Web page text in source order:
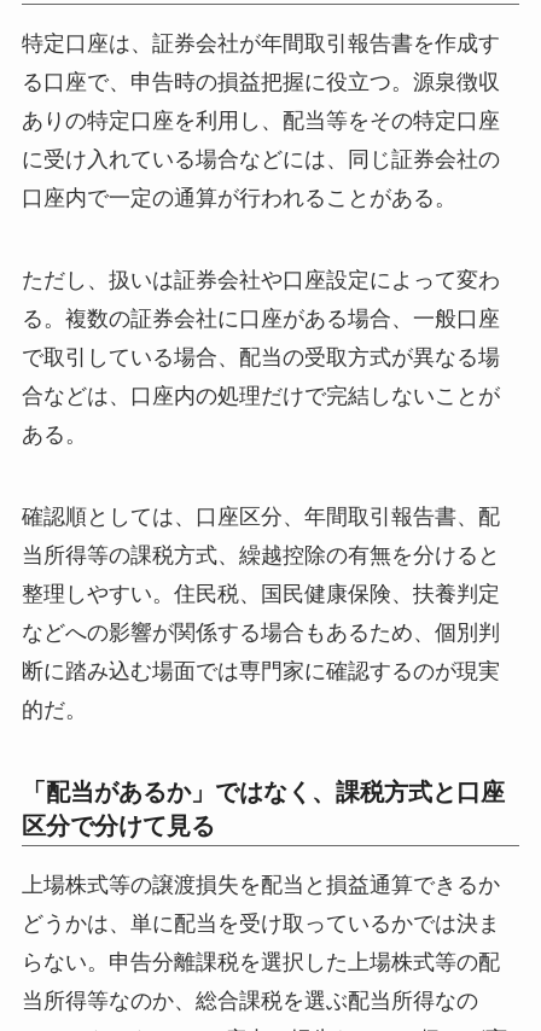
特定口座は、証券会社が年間取引報告書を作成す
る口座で、申告時の損益把握に役立つ。源泉徴収
ありの特定口座を利用し、配当等をその特定口座
に受け入れている場合などには、同じ証券会社の
口座内で一定の通算が行われることがある。
ただし、扱いは証券会社や口座設定によって変わ
る。複数の証券会社に口座がある場合、一般口座
で取引している場合、配当の受取方式が異なる場
合などは、口座内の処理だけで完結しないことが
ある。
確認順としては、口座区分、年間取引報告書、配
当所得等の課税方式、繰越控除の有無を分けると
整理しやすい。住民税、国民健康保険、扶養判定
などへの影響が関係する場合もあるため、個別判
断に踏み込む場面では専門家に確認するのが現実
的だ。
「配当があるか」ではなく、課税方式と口座
区分で分けて見る
上場株式等の譲渡損失を配当と損益通算できるか
どうかは、単に配当を受け取っているかでは決ま
らない。申告分離課税を選択した上場株式等の配
当所得等なのか、総合課税を選ぶ配当所得なの